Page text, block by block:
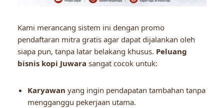
Kami merancang sistem ini dengan promo
pendaftaran mitra gratis agar dapat dijalankan oleh
siapa pun, tanpa latar belakang khusus. Peluang
bisnis kopi Juwara sangat cocok untuk:
Karyawan yang ingin pendapatan tambahan tanpa
mengganggu pekerjaan utama.